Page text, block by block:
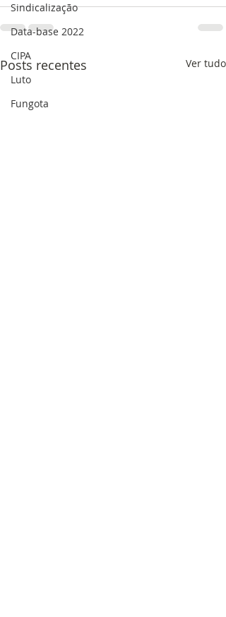
Sindicalização
Data-base 2022
CIPA
Luto
Fungota
Posts recentes Ver tudo